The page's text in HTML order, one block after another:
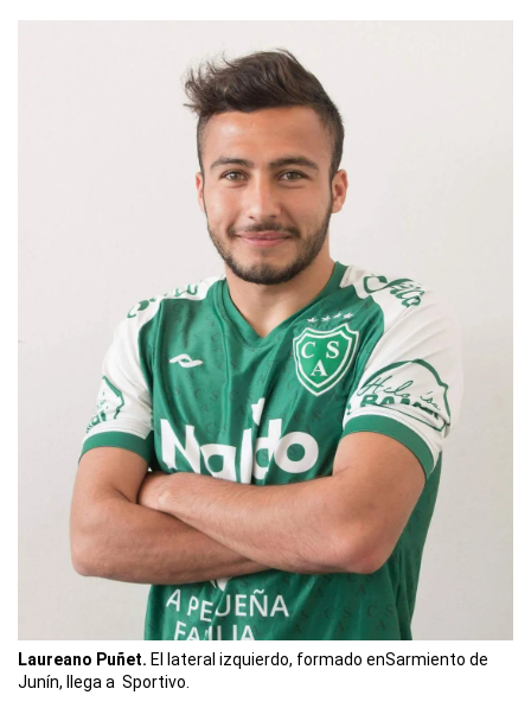
Laureano Puñet. El lateral izquierdo, formado enSarmiento de
Junín, llega a Sportivo.